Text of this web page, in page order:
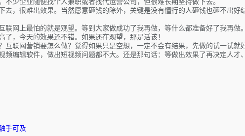
，很难出效果。当然愿意砸钱的除外，关键是没有懂行的人砸钱也砸不出好
网上最怕的就是观望。等到大家做成功了我再做，等什么都准备好了我再做。
，今天的效果还不错。如果还在观望，那是活该！
联网营销要怎么做？觉得如果只是空想，一定不会有结果，先做的试一试就
编辑软件，做出短视频问题都不大。还是那句话：等做出效果了再决定人才
手可及